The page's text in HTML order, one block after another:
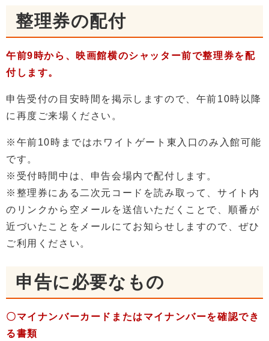
整理券の配付
午前9時から、映画館横のシャッター前で整理券を配
付します。
申告受付の目安時間を掲示しますので、午前10時以降
に再度ご来場ください。
※午前10時まではホワイトゲート東入口のみ入館可能
です。
※受付時間中は、申告会場内で配付します。
※整理券にある二次元コードを読み取って、サイト内
のリンクから空メールを送信いただくことで、順番が
近づいたことをメールにてお知らせしますので、ぜひ
ご利用ください。
申告に必要なもの
〇マイナンバーカードまたはマイナンバーを確認でき
る書類